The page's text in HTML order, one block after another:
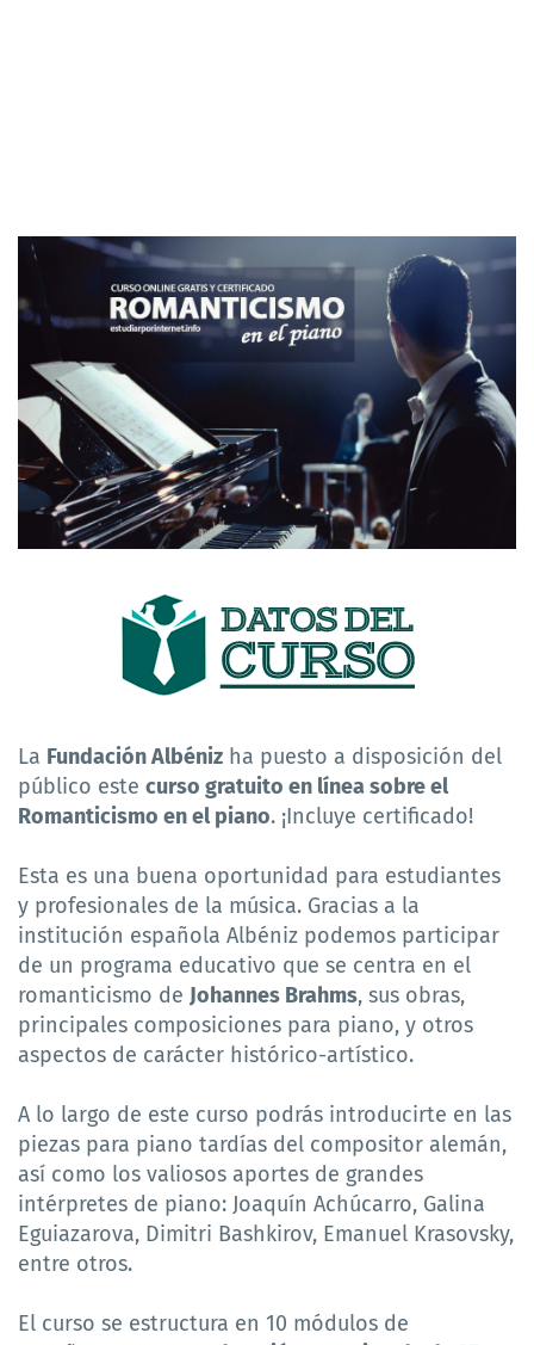
La Fundación Albéniz ha puesto a disposición del
público este curso gratuito en línea sobre el
Romanticismo en el piano. ¡Incluye certificado!
Esta es una buena oportunidad para estudiantes
y profesionales de la música. Gracias a la
institución española Albéniz podemos participar
de un programa educativo que se centra en el
romanticismo de Johannes Brahms, sus obras,
principales composiciones para piano, y otros
aspectos de carácter histórico-artístico.
A lo largo de este curso podrás introducirte en las
piezas para piano tardías del compositor alemán,
así como los valiosos aportes de grandes
intérpretes de piano: Joaquín Achúcarro, Galina
Eguiazarova, Dimitri Bashkirov, Emanuel Krasovsky,
entre otros.
El curso se estructura en 10 módulos de